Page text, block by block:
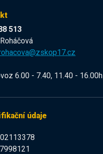
513
6.00 - 7.40, 11.40 - 16.00h
údaje